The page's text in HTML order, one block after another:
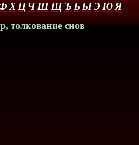
ХЦ ЧШЩ Ъ ЬЫЭ ЮЯ
толкование снов